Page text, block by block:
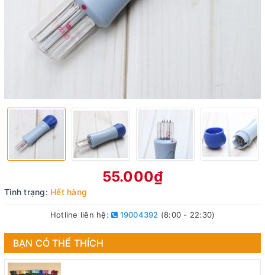
55.000₫
Tình trạng: Hết hàng
Hotline liên hệ: 19004392 (8:00 - 22:30)
BẠN CÓ THỂ THÍCH